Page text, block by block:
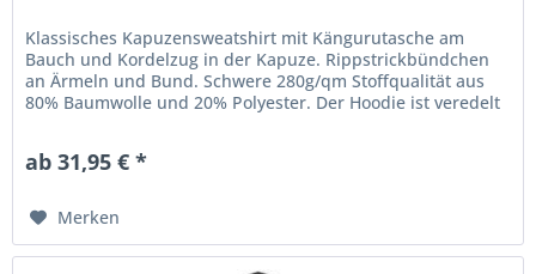
Klassisches Kapuzensweatshirt mit Kängurutasche am
Bauch und Kordelzug in der Kapuze. Rippstrickbündchen
an Ärmeln und Bund. Schwere 280g/qm Stoffqualität aus
80% Baumwolle und 20% Polyester. Der Hoodie ist veredelt
ab 31,95 € *
Merken